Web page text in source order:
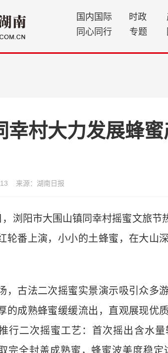
国内国际 时政
同心同行
专题
幸村大力发展蜂
来源：湖南日报
阳市大围山镇同幸村摇蜜文旅节
轮番上演，小小的土蜂蜜，在大山
古法二次摇蜜实景演示吸引众多
的成熟蜂蜜缓缓流出，直观展现优
行二次摇蜜工艺：首次摇出含水
完全封盖成熟蜜，蜂蜜波美度稳